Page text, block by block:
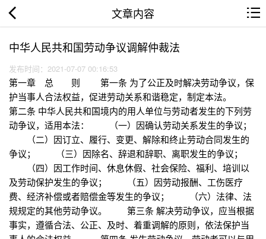
文章内容
中华人民共和国劳动争议调解仲裁法
发布时间：2021-07-07 00:16:53
第一章 总 则 第一条 为了公正及时解决劳动争议，保
护当事人合法权益，促进劳动关系和谐稳定，制定本法。
第二条 中华人民共和国境内的用人单位与劳动者发生的下列劳
动争议，适用本法： （一）因确认劳动关系发生的争议；
（二）因订立、履行、变更、解除和终止劳动合同发生的
争议； （三）因除名、辞退和辞职、离职发生的争议；
（四）因工作时间、休息休假、社会保险、福利、培训以
及劳动保护发生的争议； （五）因劳动报酬、工伤医疗
费、经济补偿或者赔偿金等发生的争议； （六）法律、法
规规定的其他劳动争议。 第三条 解决劳动争议，应当根据
事实，遵循合法、公正、及时、着重调解的原则，依法保护当